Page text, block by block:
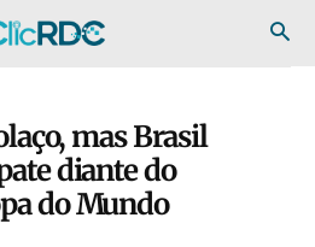
mas Brasil
diante do
do Mundo